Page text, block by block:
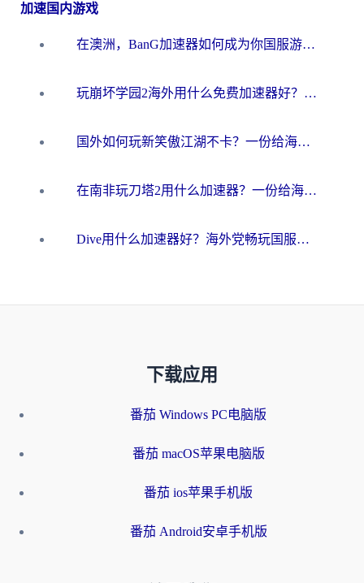
加速国内游戏
在澳洲，BanG加速器如何成为你国服游戏的“时光机”？
玩崩坏学园2海外用什么免费加速器好？2026海外党亲测国服游戏加速指南
国外如何玩新笑傲江湖不卡？一份给海外游子的终极网络指南
在南非玩刀塔2用什么加速器？一份给海外游子的终极生存指南
Dive用什么加速器好？海外党畅玩国服游戏的终极避坑指南
下载应用
番茄 Windows PC电脑版
番茄 macOS苹果电脑版
番茄 ios苹果手机版
番茄 Android安卓手机版